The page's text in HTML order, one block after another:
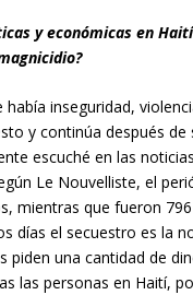
y económicas en
inseguridad,
y continúa después
escuché en las
Le Nouvelliste, el
mientras que fueron
días el secuestro es la
piden una cantidad de
las personas en Haití,